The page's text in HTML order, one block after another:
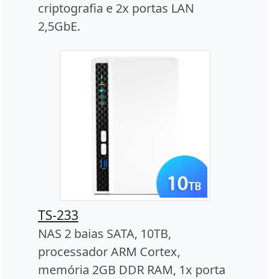
criptografia e 2x portas LAN
2,5GbE.
TS-233
NAS 2 baias SATA, 10TB,
processador ARM Cortex,
memória 2GB DDR RAM, 1x porta